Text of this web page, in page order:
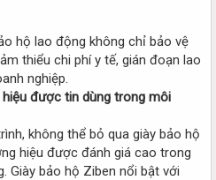
hộ lao động không chỉ bảo vệ
thiểu chi phí y tế, gián đoạn lao
nghiệp.
được tin dùng trong môi
không thể bỏ qua giày bảo hộ
hiệu được đánh giá cao trong
Giày bảo hộ Ziben nổi bật với